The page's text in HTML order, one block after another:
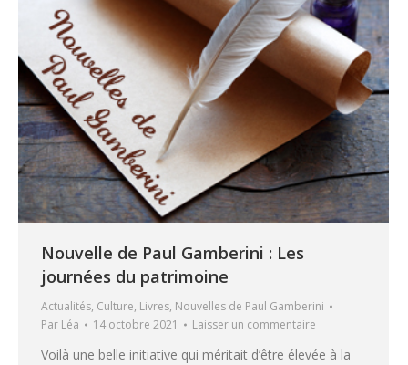
Nouvelle de Paul Gamberini : Les
journées du patrimoine
Actualités, Culture, Livres, Nouvelles de Paul Gamberini
Par Léa 14 octobre 2021 Laisser un commentaire
Voilà une belle initiative qui méritait d’être élevée à la